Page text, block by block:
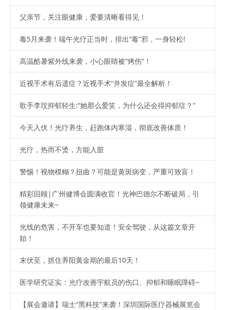
父亲节，关注眼健康，爱要清晰看得见！
毒5月来袭！端午光疗正当时，排出“毒”邪，一身轻松!
高温酷暑紫外线来袭，小心眼睛被“烤伤”！
近视手术有后遗症？近视手术“并发症”最全解析！
歌手李玟抑郁轻生:“她那么爱笑，为什么还会得抑郁症？”
今天入伏！光疗养生，赶跑体内寒湿，彻底改善体质！
光疗，热而不烫，方能入脏
警惕！视物模糊？扭曲？可能是黄斑病变，严重可致盲！
精彩回顾|广州健博会圆满收官！光神巴德尔不断破局，引
领健康未来~
光线的危害，不开车也要知道！安全驾驶，从这篇文章开
始！
末伏至，抓住养阳黄金期的最后10天！
医学研究证实：光疗改善宇航员的伤口、抑郁和睡眠障碍~
【展会邀请】瑞士“黑科技”来袭！深圳国际医疗器械展览会